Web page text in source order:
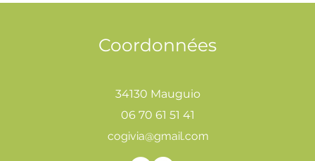
Coordonnées
34130 Mauguio
06 70 61 51 41
cogivia@gmail.com